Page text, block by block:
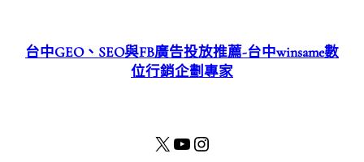
台中GEO、SEO與FB廣告投放推薦-台中winsame數
位行銷企劃專家
X YouTube Instagram